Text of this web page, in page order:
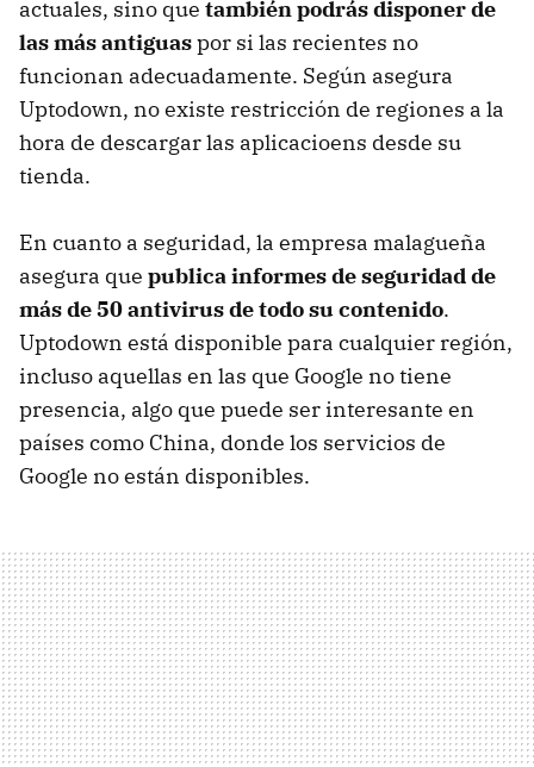
actuales, sino que también podrás disponer de
las más antiguaspor si las recientes no
funcionan adecuadamente. Según asegura
Uptodown, no existe restricción de regiones a la
hora de descargar las aplicacioens desde su
tienda.
En cuanto a seguridad, la empresa malagueña
asegura que publica informes de seguridad de
más de 50 antivirus de todo su contenido.
Uptodown está disponible para cualquier región,
incluso aquellas en las que Google no tiene
presencia, algo que puede ser interesante en
países como China, donde los servicios de
Google no están disponibles.